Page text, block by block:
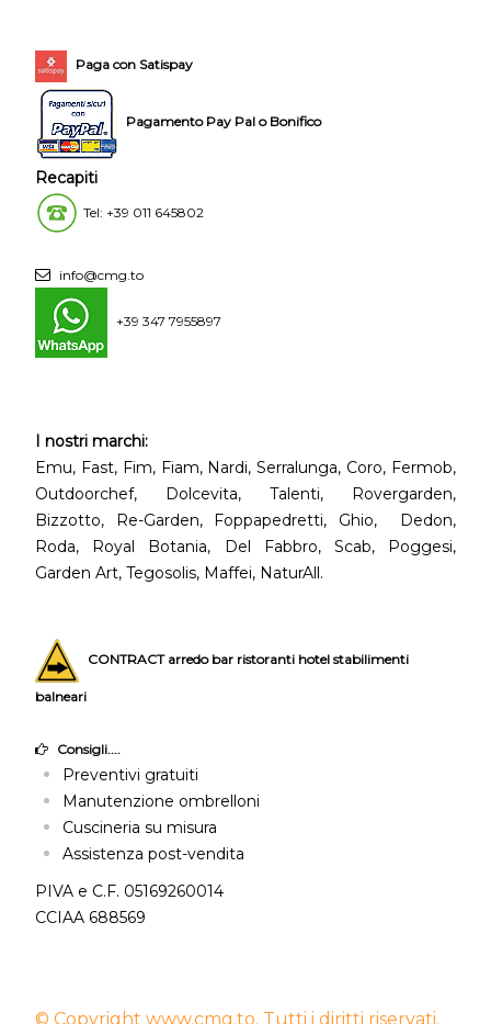
Paga con Satispay
Pagamento Pay Pal o Bonifico
Recapiti
Tel: +39 011 645802
info@cmg.to
+39 347 7955897
I nostri marchi:
Emu, Fast, Fim, Fiam, Nardi, Serralunga, Coro, Fermob,
Outdoorchef, Dolcevita, Talenti, Rovergarden,
Bizzotto, Re-Garden, Foppapedretti, Ghio, Dedon,
Roda, Royal Botania, Del Fabbro, Scab, Poggesi,
Garden Art, Tegosolis, Maffei, NaturAll.
CONTRACT arredo bar ristoranti hotel stabilimenti
balneari
Consigli....
Preventivi gratuiti
Manutenzione ombrelloni
Cuscineria su misura
Assistenza post-vendita
PIVA e C.F. 05169260014
CCIAA 688569
© Copyright www.cmg.to. Tutti i diritti riservati.